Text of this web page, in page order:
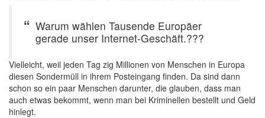
Warum wählen Tausende Europäer
gerade unser Internet-Geschäft.???
Vielleicht, weil jeden Tag zig Millionen von Menschen in Europa
diesen Sondermüll in ihrem Posteingang finden. Da sind dann
schon so ein paar Menschen darunter, die glauben, dass man
auch etwas bekommt, wenn man bei Kriminellen bestellt und Geld
hinlegt.